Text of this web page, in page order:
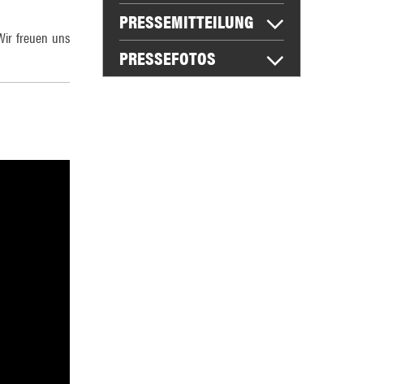
freuen uns
PRESSEMITTEILUNG
PRESSEFOTOS